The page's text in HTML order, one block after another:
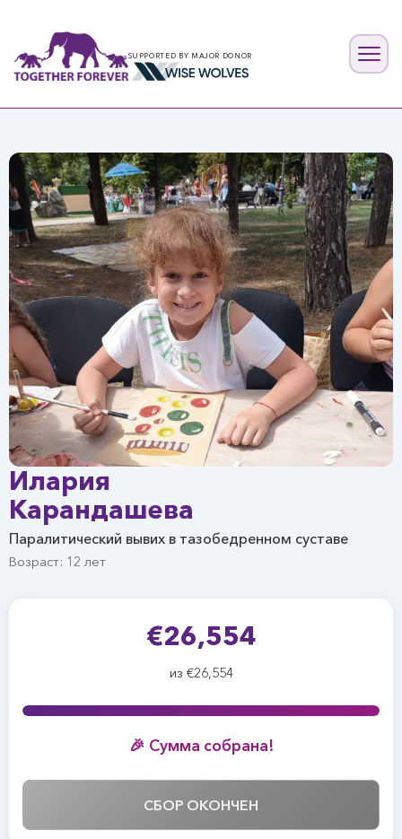
SUPPORTED BY MAJOR DONOR
Илария
Карандашева
Паралитический вывих в тазобедренном суставе
Возраст: 12 лет
€26,554
из €26,554
🎉 Сумма собрана!
СБОР ОКОНЧЕН